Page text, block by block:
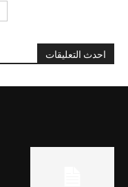
احدث التعليقات